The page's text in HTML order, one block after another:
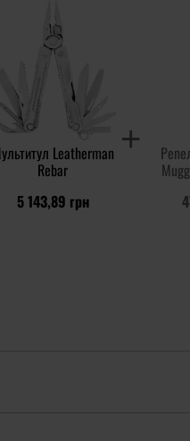
Leatherman
Rebar
5 143,89 грн